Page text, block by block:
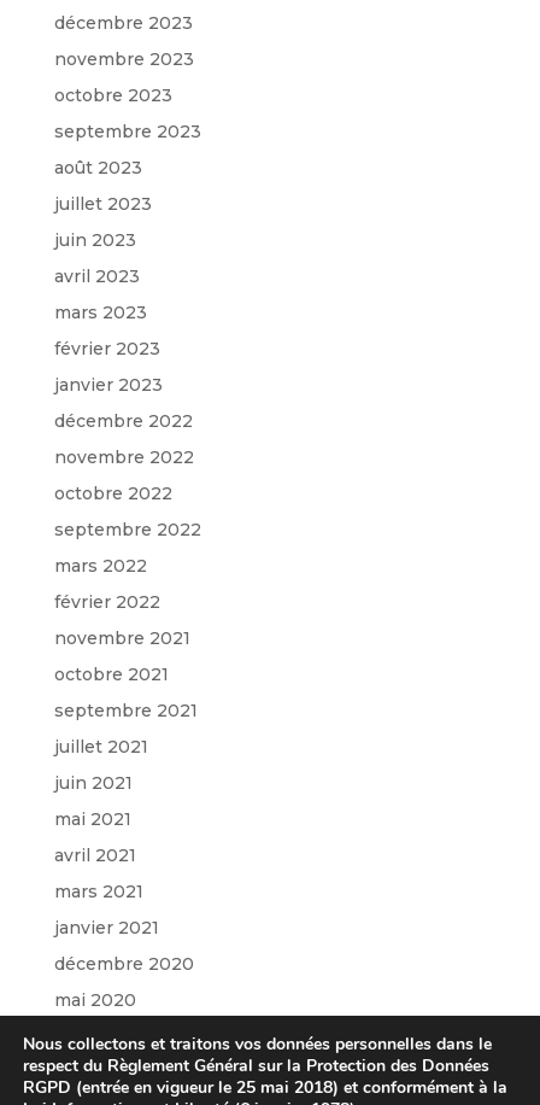
décembre 2023
novembre 2023
octobre 2023
septembre 2023
août 2023
juillet 2023
juin 2023
avril 2023
mars 2023
février 2023
janvier 2023
décembre 2022
novembre 2022
octobre 2022
septembre 2022
mars 2022
février 2022
novembre 2021
octobre 2021
septembre 2021
juillet 2021
juin 2021
mai 2021
avril 2021
mars 2021
janvier 2021
décembre 2020
mai 2020
mars 2020
janvier 2020
Nous collectons et traitons vos données personnelles dans le
respect du Règlement Général sur la Protection des Données
RGPD (entrée en vigueur le 25 mai 2018) et conformément à la